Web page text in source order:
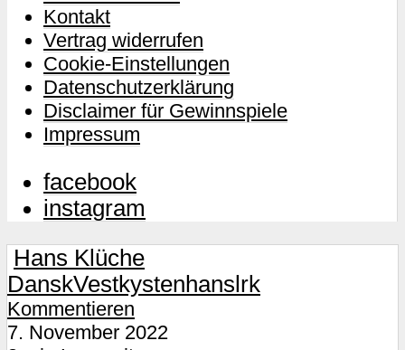
Kontakt
Vertrag widerrufen
Cookie-Einstellungen
Datenschutzerklärung
Disclaimer für Gewinnspiele
Impressum
facebook
instagram
Hans Klüche
DanskVestkystenhanslrk
Kommentieren
7. November 2022